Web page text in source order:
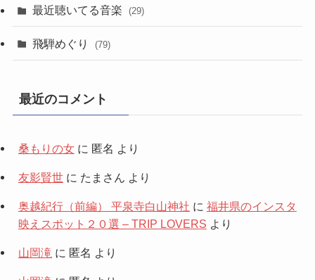
最近聴いてる音楽 (29)
飛騨めぐり (79)
最近のコメント
桑もりの女に 匿名 より
友影賢世に たまさん より
奥越紀行（前編） 平泉寺白山神社 に 福井県のインスタ
映えスポット２０選 – TRIP LOVERS より
山岡滝 に 匿名 より